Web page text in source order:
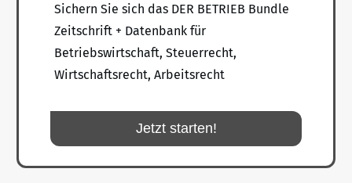
Sichern Sie sich das DER BETRIEB Bundle
Zeitschrift + Datenbank für
Betriebswirtschaft, Steuerrecht,
Wirtschaftsrecht, Arbeitsrecht
Jetzt starten!